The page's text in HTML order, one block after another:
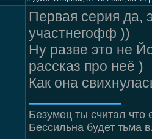
Первая серия да,
участнегофф ))
Ну разве это не
рассказ про неё )
Как она
Безумец ты считал
Бессильна будет тьма